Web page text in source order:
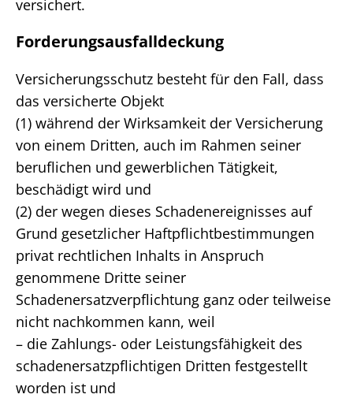
versichert.
Forderungsausfalldeckung
Versicherungsschutz besteht für den Fall, dass
das versicherte Objekt
(1) während der Wirksamkeit der Versicherung
von einem Dritten, auch im Rahmen seiner
beruflichen und gewerblichen Tätigkeit,
beschädigt wird und
(2) der wegen dieses Schadenereignisses auf
Grund gesetzlicher Haftpflichtbestimmungen
privat rechtlichen Inhalts in Anspruch
genommene Dritte seiner
Schadenersatzverpflichtung ganz oder teilweise
nicht nachkommen kann, weil
– die Zahlungs- oder Leistungsfähigkeit des
schadenersatzpflichtigen Dritten festgestellt
worden ist und